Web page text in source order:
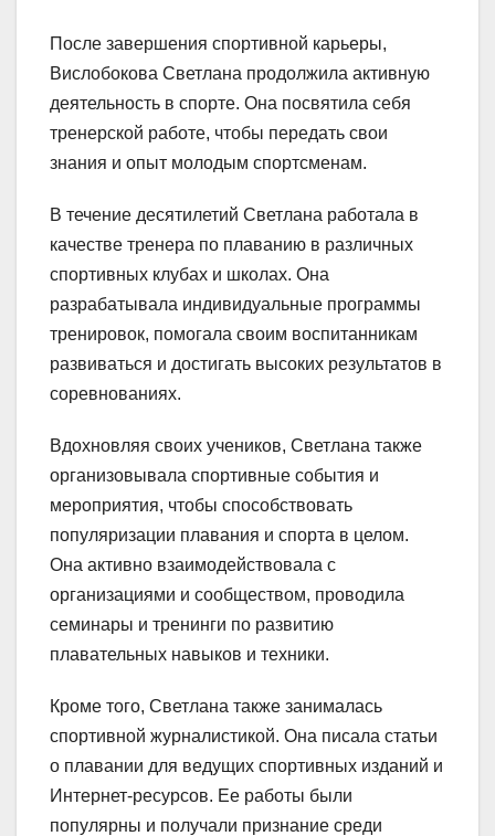
После завершения спортивной карьеры,
Вислобокова Светлана продолжила активную
деятельность в спорте. Она посвятила себя
тренерской работе, чтобы передать свои
знания и опыт молодым спортсменам.
В течение десятилетий Светлана работала в
качестве тренера по плаванию в различных
спортивных клубах и школах. Она
разрабатывала индивидуальные программы
тренировок, помогала своим воспитанникам
развиваться и достигать высоких результатов в
соревнованиях.
Вдохновляя своих учеников, Светлана также
организовывала спортивные события и
мероприятия, чтобы способствовать
популяризации плавания и спорта в целом.
Она активно взаимодействовала с
организациями и сообществом, проводила
семинары и тренинги по развитию
плавательных навыков и техники.
Кроме того, Светлана также занималась
спортивной журналистикой. Она писала статьи
о плавании для ведущих спортивных изданий и
Интернет-ресурсов. Ее работы были
популярны и получали признание среди